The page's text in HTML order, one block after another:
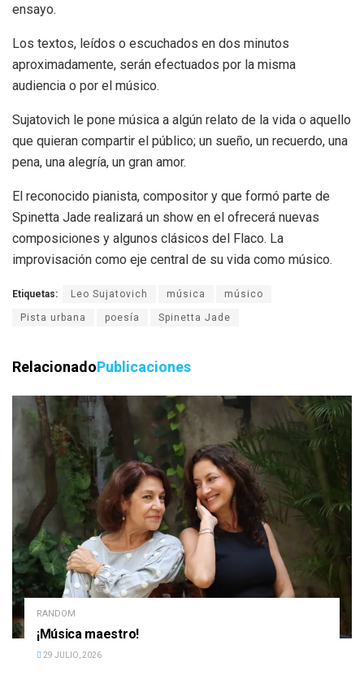
ensayo.
Los textos, leídos o escuchados en dos minutos
aproximadamente, serán efectuados por la misma
audiencia o por el músico.
Sujatovich le pone música a algún relato de la vida o aquello
que quieran compartir el público; un sueño, un recuerdo, una
pena, una alegría, un gran amor.
El reconocido pianista, compositor y que formó parte de
Spinetta Jade realizará un show en el ofrecerá nuevas
composiciones y algunos clásicos del Flaco. La
improvisación como eje central de su vida como músico.
Etiquetas: Leo Sujatovich música músico
Pista urbana poesía Spinetta Jade
RelacionadoPublicaciones
RANDOM
¡Música maestro!
29 JULIO, 2026